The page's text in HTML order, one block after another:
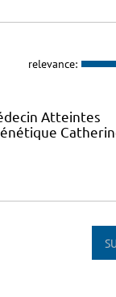
relevance:
Atteintes